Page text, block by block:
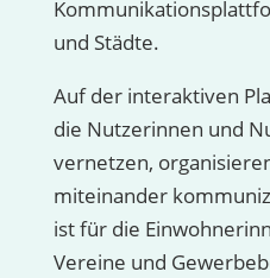
und Städte.
Auf der interaktiven
die Nutzerinnen und
vernetzen,
miteinander
ist für die
Vereine und